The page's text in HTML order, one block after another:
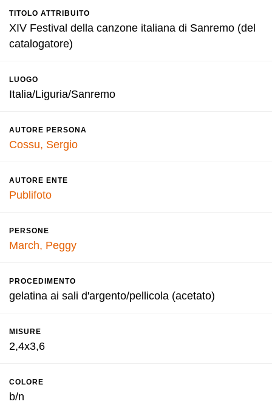
TITOLO ATTRIBUITO
XIV Festival della canzone italiana di Sanremo (del
catalogatore)
LUOGO
Italia/Liguria/Sanremo
AUTORE PERSONA
Cossu, Sergio
AUTORE ENTE
Publifoto
PERSONE
March, Peggy
PROCEDIMENTO
gelatina ai sali d'argento/pellicola (acetato)
MISURE
2,4x3,6
COLORE
b/n